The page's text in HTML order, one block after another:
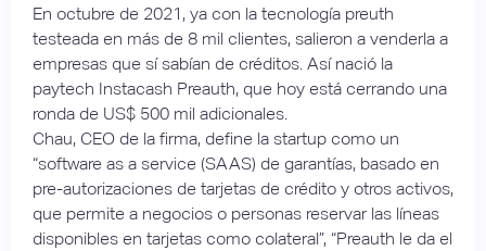
En octubre de 2021, ya con la tecnología preuth
testeada en más de 8 mil clientes, salieron a venderla a
empresas que sí sabían de créditos. Así nació la
paytech Instacash Preauth, que hoy está cerrando una
ronda de US$ 500 mil adicionales.
Chau, CEO de la firma, define la startup como un
“software as a service (SAAS) de garantías, basado en
pre-autorizaciones de tarjetas de crédito y otros activos,
que permite a negocios o personas reservar las líneas
disponibles en tarjetas como colateral”, “Preauth le da el